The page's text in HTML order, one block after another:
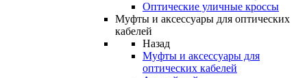
Оптические уличные кроссы
Муфты и аксессуары для оптических
кабелей
Назад
Муфты и аксессуары для
оптических кабелей